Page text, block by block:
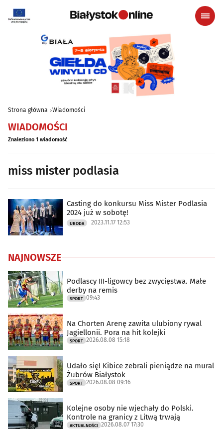
Strona główna Wiadomości
WIADOMOŚCI
Znaleziono 1 wiadomość
miss mister podlasia
Casting do konkursu Miss Mister Podlasia
2024 już w sobotę!
URODA 2023.11.17 12:53
NAJNOWSZE
Podlascy III-ligowcy bez zwycięstwa. Małe
derby na remis
SPORT 09:43
Na Chorten Arenę zawita ulubiony rywal
Jagiellonii. Pora na hit kolejki
SPORT 2026.08.08 15:18
Udało się! Kibice zebrali pieniądze na mural
Żubrów Białystok
SPORT 2026.08.08 09:16
Kolejne osoby nie wjechały do Polski.
Kontrole na granicy z Litwą trwają
AKTUALNOŚCI 2026.08.07 17:30